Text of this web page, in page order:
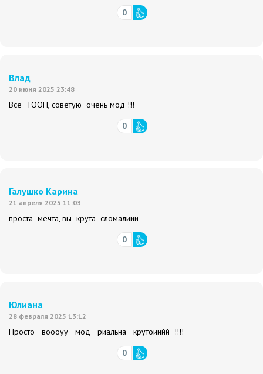
0
Влад
20 июня 2025 23:48
Все ТООП, советую очень мод !!!
0
Галушко Карина
21 апреля 2025 11:03
проста мечта, вы крута сломалиии
0
Юлиана
28 февраля 2025 13:12
Просто воооуу мод риальна крутоиийй !!!!
0